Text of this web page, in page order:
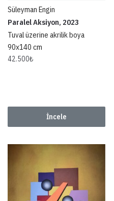
Süleyman Engin
Paralel Aksiyon, 2023
Tuval üzerine akrilik boya
90x140 cm
42.500₺
İncele